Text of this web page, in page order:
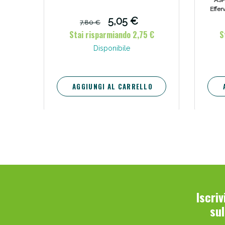
7,80 €
5,05 €
Stai risparmiando 2,75 €
Disponibile
AGGIUNGI AL CARRELLO